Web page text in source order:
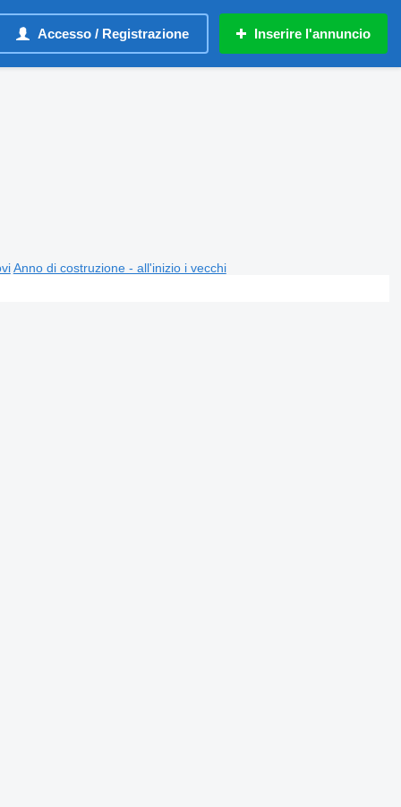
Accesso / Registrazione Inserire l'annuncio
Anno di costruzione - all'inizio i vecchi